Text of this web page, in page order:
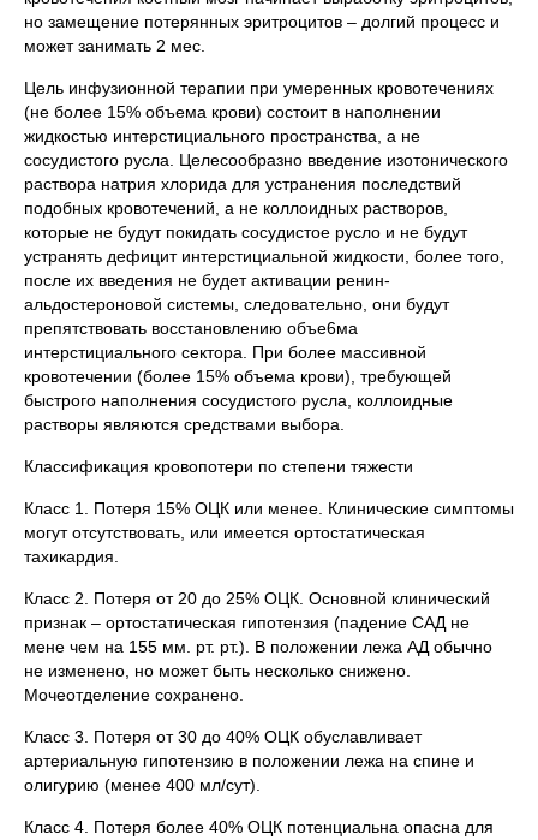
но замещение потерянных эритроцитов – долгий процесс и
может занимать 2 мес.
Цель инфузионной терапии при умеренных кровотечениях
(не более 15% объема крови) состоит в наполнении
жидкостью интерстициального пространства, а не
сосудистого русла. Целесообразно введение изотонического
раствора натрия хлорида для устранения последствий
подобных кровотечений, а не коллоидных растворов,
которые не будут покидать сосудистое русло и не будут
устранять дефицит интерстициальной жидкости, более того,
после их введения не будет активации ренин-
альдостероновой системы, следовательно, они будут
препятствовать восстановлению объе6ма
интерстициального сектора. При более массивной
кровотечении (более 15% объема крови), требующей
быстрого наполнения сосудистого русла, коллоидные
растворы являются средствами выбора.
Классификация кровопотери по степени тяжести
Класс 1. Потеря 15% ОЦК или менее. Клинические симптомы
могут отсутствовать, или имеется ортостатическая
тахикардия.
Класс 2. Потеря от 20 до 25% ОЦК. Основной клинический
признак – ортостатическая гипотензия (падение САД не
мене чем на 155 мм. рт. рт.). В положении лежа АД обычно
не изменено, но может быть несколько снижено.
Мочеотделение сохранено.
Класс 3. Потеря от 30 до 40% ОЦК обуславливает
артериальную гипотензию в положении лежа на спине и
олигурию (менее 400 мл/сут).
Класс 4. Потеря более 40% ОЦК потенциальна опасна для